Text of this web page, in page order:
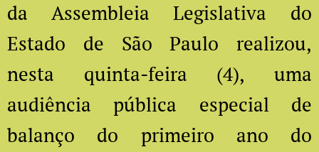
da Assembleia Legislativa do
Estado de São Paulo realizou,
nesta quinta-feira (4), uma
audiência pública especial de
balanço do primeiro ano do